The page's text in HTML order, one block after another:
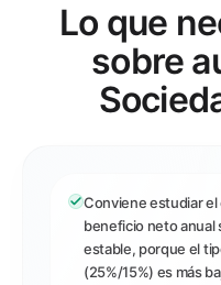
Lo que
sobre
Conviene estudiar el
beneficio neto anual
estable, porque el
(25%/15%) es más